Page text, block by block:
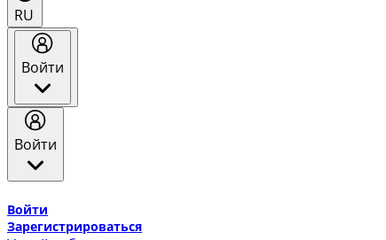
RU
Войти
Войти
Войти
Зарегистрироваться